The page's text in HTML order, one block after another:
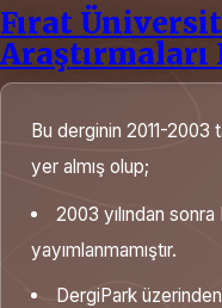
Fırat
Araştırmaları
Bu derginin 2011-
yer almış olup;
2003 yılından
yayımlanmamıştır.
DergiPark